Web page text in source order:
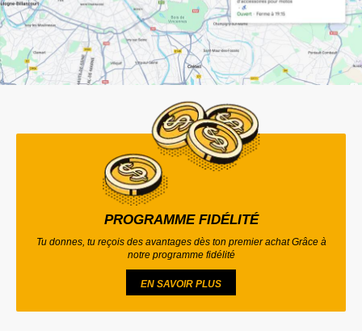
PROGRAMME FIDÉLITÉ
Tu donnes, tu reçois des avantages dès ton premier achat Grâce à
notre programme fidélité
EN SAVOIR PLUS